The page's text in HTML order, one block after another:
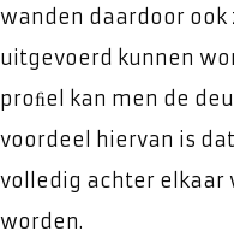
wanden daardoor ook
uitgevoerd kunnen
proﬁel kan men de
voordeel hiervan is
volledig achter elkaar
worden.